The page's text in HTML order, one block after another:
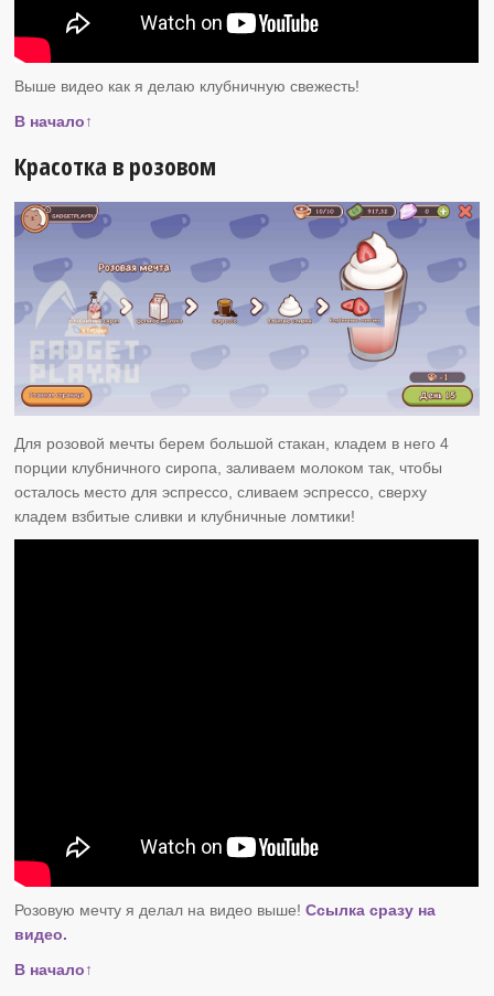
Выше видео как я делаю клубничную свежесть!
В начало↑
Красотка в розовом
Для розовой мечты берем большой стакан, кладем в него 4
порции клубничного сиропа, заливаем молоком так, чтобы
осталось место для эспрессо, сливаем эспрессо, сверху
кладем взбитые сливки и клубничные ломтики!
Розовую мечту я делал на видео выше!Ссылка сразу на
видео.
В начало↑